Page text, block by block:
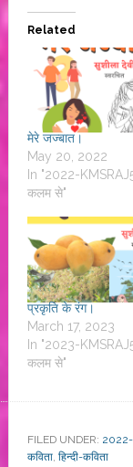
Related
मेरे जज्बात।
May 20, 2022
In "2022-
कलम से"
प्रकृति के रंग।
March 17, 2023
In "2023-
कलम से"
FILED UNDER:
कविता, हिन्दी-कविता